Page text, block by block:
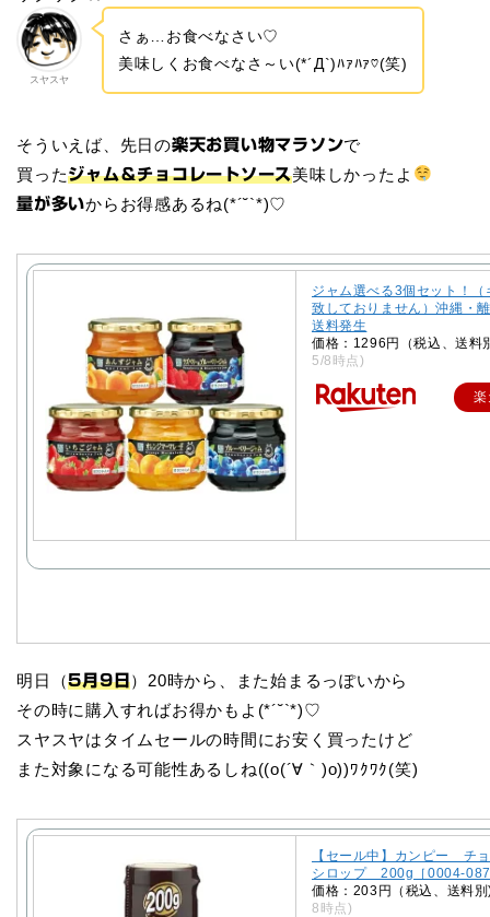
スヤスヤ
さぁ…お食べなさい♡
美味しくお食べなさ～い(*´Д`)ﾊｧﾊｧ♡(笑)
そういえば、先日の楽天お買い物マラソンで
買ったジャム＆チョコレートソース美味しかったよ
量が多いからお得感あるね(*´˘`*)♡
ジャム選べる3個セット！（
致しておりません）沖縄・
送料発生
価格：1296円（税込、送料
5/8時点)
明日（5月9日）20時から、また始まるっぽいから
その時に購入すればお得かもよ(*´˘`*)♡
スヤスヤはタイムセールの時間にお安く買ったけど
また対象になる可能性あるしね((o(´∀｀)o))ﾜｸﾜｸ(笑)
【セール中】カンピー チ
シロップ 200g［0004-
価格：203円（税込、送料
8時点)